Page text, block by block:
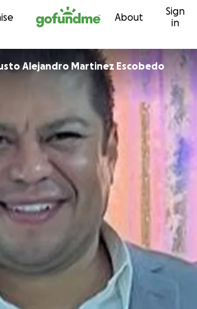
Skip to content About
Sign
in
Augusto Alejandro Martinez Escobedo